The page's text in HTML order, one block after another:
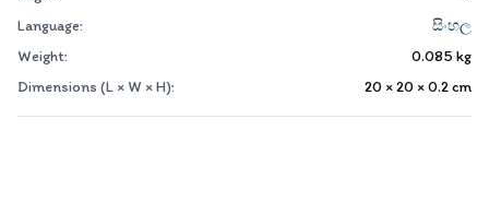
Language:
සිංහල
Weight:
0.085 kg
Dimensions (L × W × H):
20 × 20 × 0.2cm